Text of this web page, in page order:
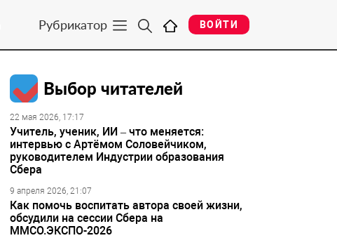
Рубрикатор ВОЙТИ
Выбор читателей
22 мая 2026, 17:17
Учитель, ученик, ИИ – что меняется:
интервью с Артёмом Соловейчиком,
руководителем Индустрии образования
Сбера
9 апреля 2026, 21:07
Как помочь воспитать автора своей жизни,
обсудили на сессии Сбера на
ММСО.ЭКСПО-2026